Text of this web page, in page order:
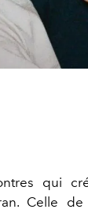
qui
Celle de